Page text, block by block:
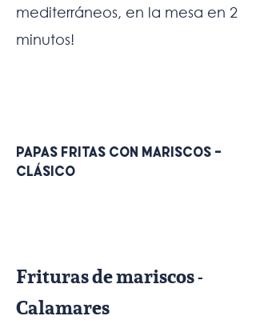
mediterráneos, en la mesa en 2
minutos!
PAPAS FRITAS CON MARISCOS -
CLÁSICO
Frituras de mariscos -
Calamares